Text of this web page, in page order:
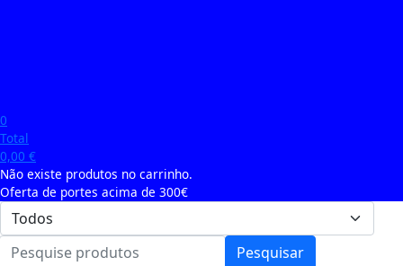
0
Total
0,00 €
Não existe produtos no carrinho.
Oferta de portes acima de 300€
Pesquisar